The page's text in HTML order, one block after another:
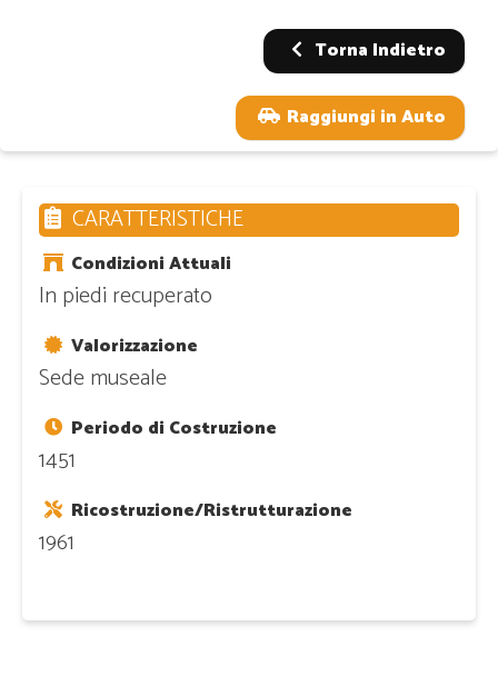
Torna Indietro
Raggiungi in Auto
CARATTERISTICHE
Condizioni Attuali
In piedi recuperato
Valorizzazione
Sede museale
Periodo di Costruzione
1451
Ricostruzione/Ristrutturazione
1961